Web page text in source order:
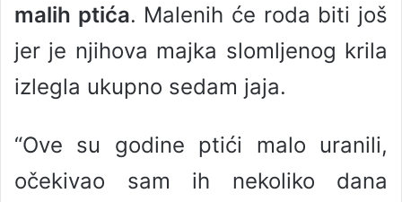
malih ptića. Malenih će roda biti još
jer je njihova majka slomljenog krila
izlegla ukupno sedam jaja.
“Ove su godine ptići malo uranili,
očekivao sam ih nekoliko dana